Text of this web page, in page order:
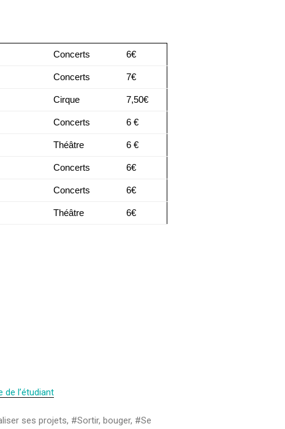
Concerts 6€
Concerts 7€
Cirque 7,50€
Concerts 6 €
Théâtre 6 €
Concerts 6€
Concerts 6€
Théâtre 6€
de l’étudiant
ses projets, #Sortir, bouger, #Se